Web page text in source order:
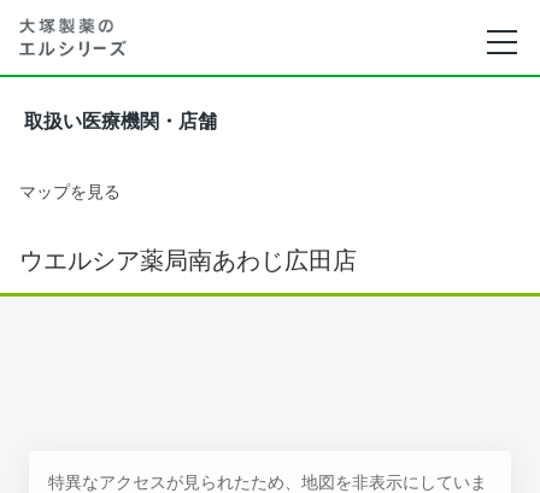
取扱い医療機関・店舗
マップを見る
ウエルシア薬局南あわじ広田店
特異なアクセスが見られたため、地図を非表示にしていま